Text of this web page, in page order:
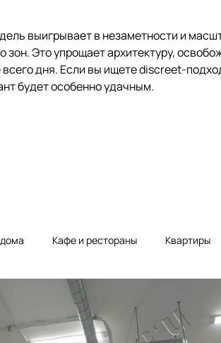
выигрывает в незаметности и
Это упрощает архитектуру,
дня. Если вы ищете discreet-
будет особенно удачным.
Кафе и рестораны Квартиры